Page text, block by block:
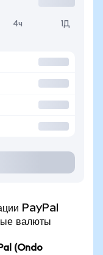
4ч 1Д
PayPal
валюты
(Ondo